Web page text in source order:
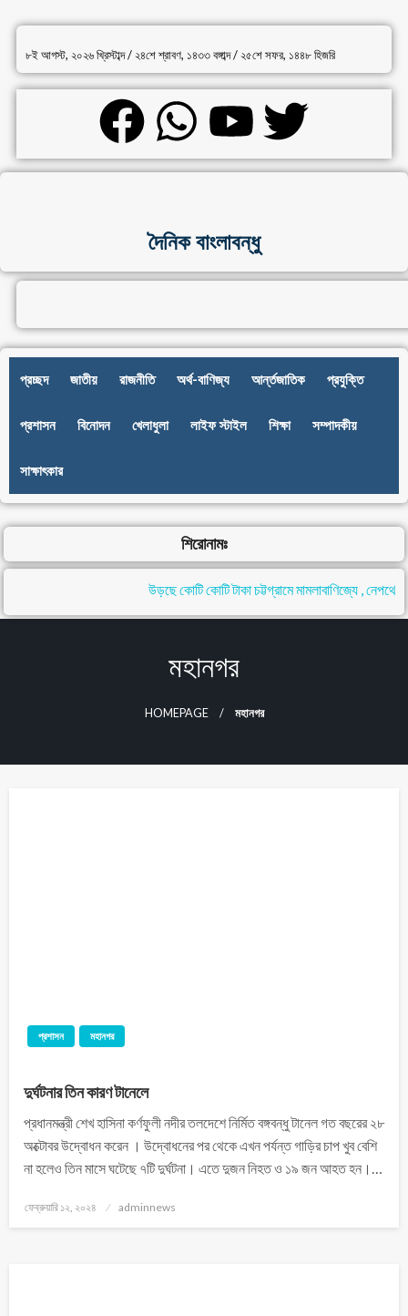
৮ই আগস্ট, ২০২৬ খ্রিস্টাব্দ / ২৪শে শ্রাবণ, ১৪৩৩ বঙ্গাব্দ / ২৫শে সফর, ১৪৪৮ হিজরি
দৈনিক বাংলাবন্ধু
প্রচ্ছদ জাতীয় রাজনীতি অর্থ-বাণিজ্য আর্ন্তজাতিক প্রযুক্তি
প্রশাসন বিনোদন খেলাধুলা লাইফ স্টাইল শিক্ষা সম্পাদকীয়
সাক্ষাৎকার
শিরোনামঃ
উড়ছে কোটি কোটি টাকা চট্টগ্রামে মামলাবাণিজ্যে , নেপথ্যে
মহানগর
HOMEPAGE মহানগর
প্রশাসন মহানগর
দুর্ঘটনার তিন কারণ টানেলে
প্রধানমন্ত্রী শেখ হাসিনা কর্ণফুলী নদীর তলদেশে নির্মিত বঙ্গবন্ধু টানেল গত বছরের ২৮
অক্টোবর উদ্বোধন করেন । উদ্বোধনের পর থেকে এখন পর্যন্ত গাড়ির চাপ খুব বেশি
না হলেও তিন মাসে ঘটেছে ৭টি দুর্ঘটনা। এতে দুজন নিহত ও ১৯ জন আহত হন।…
ফেব্রুয়ারি ১২, ২০২৪ adminnews